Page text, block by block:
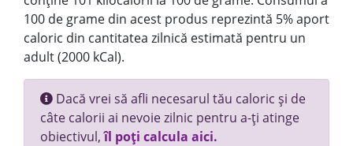
100 de grame din acest produs reprezintă 5% aport
caloric din cantitatea zilnică estimată pentru un
adult (2000 kCal).
Dacă vrei să afli necesarul tău caloric și de
câte calorii ai nevoie zilnic pentru a-ți atinge
obiectivul,îl poți calcula aici.